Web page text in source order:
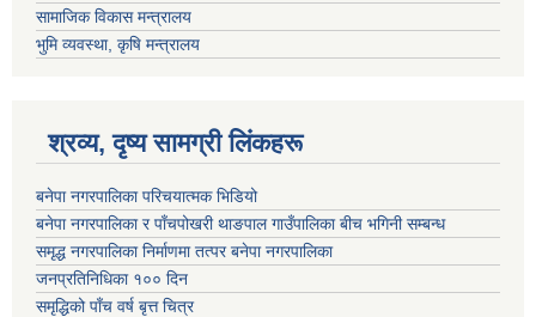
सामाजिक विकास मन्त्रालय
भुमि व्यवस्था, कृषि मन्त्रालय
श्रव्य, दृष्य सामग्री लिंकहरू
बनेपा नगरपालिका परिचयात्मक भिडियो
बनेपा नगरपालिका र पाँचपोखरी थाङपाल गाउँपालिका बीच भगिनी सम्बन्ध
समृद्ध नगरपालिका निर्माणमा तत्पर बनेपा नगरपालिका
जनप्रतिनिधिका १०० दिन
समृद्धिको पाँच वर्ष बृत्त चित्र